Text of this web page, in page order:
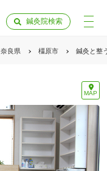
鍼灸院検索
奈良県 橿原市 鍼灸と整
MAP